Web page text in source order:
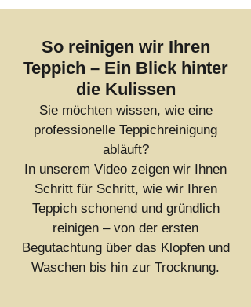
So reinigen wir Ihren
Teppich – Ein Blick hinter
die Kulissen
Sie möchten wissen, wie eine
professionelle Teppichreinigung
abläuft?
In unserem Video zeigen wir Ihnen
Schritt für Schritt, wie wir Ihren
Teppich schonend und gründlich
reinigen – von der ersten
Begutachtung über das Klopfen und
Waschen bis hin zur Trocknung.